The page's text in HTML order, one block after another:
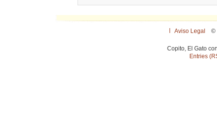
Aviso Legal ©
Copito, El Gato
Entries